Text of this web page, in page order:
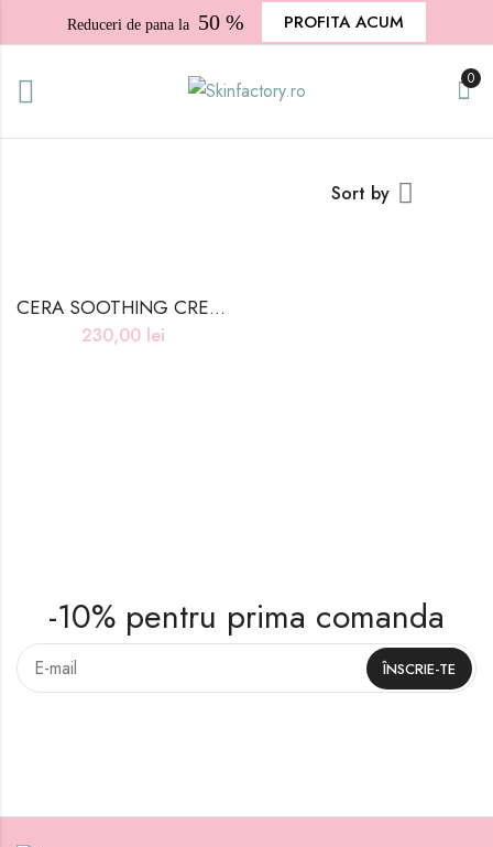
Reduceri de pana la 50 % PROFITA ACUM
0
Sort by
CERA SOOTHING CREAM – 80ml
230,00 lei
-10% pentru prima comanda